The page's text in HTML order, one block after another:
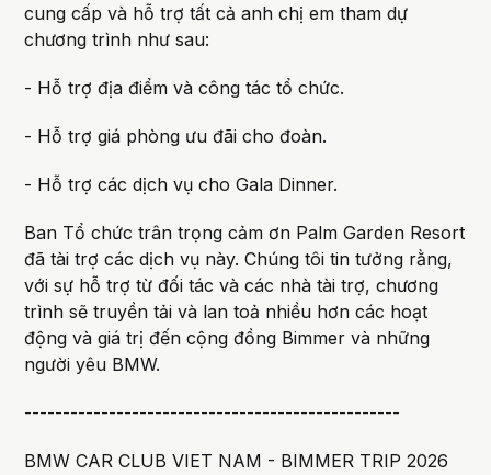
cung cấp và hỗ trợ tất cả anh chị em tham dự
chương trình như sau:
- Hỗ trợ địa điểm và công tác tổ chức.
- Hỗ trợ giá phòng ưu đãi cho đoàn.
- Hỗ trợ các dịch vụ cho Gala Dinner.
Ban Tổ chức trân trọng cảm ơn Palm Garden Resort
đã tài trợ các dịch vụ này. Chúng tôi tin tưởng rằng,
với sự hỗ trợ từ đối tác và các nhà tài trợ, chương
trình sẽ truyền tải và lan toả nhiều hơn các hoạt
động và giá trị đến cộng đồng Bimmer và những
người yêu BMW.
-------------------------------------------------
BMW CAR CLUB VIET NAM - BIMMER TRIP 2026